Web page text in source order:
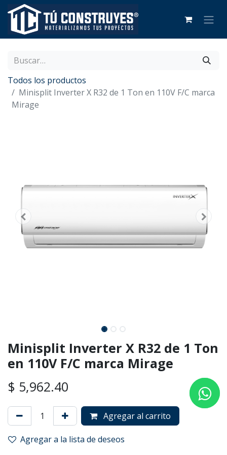
Todos los productos
Minisplit Inverter X R32 de 1 Ton en 110V F/C marca
Mirage
Minisplit Inverter X R32 de 1 Ton
en 110V F/C marca Mirage
$ 5,962.40
Agregar al carrito
Agregar a la lista de deseos